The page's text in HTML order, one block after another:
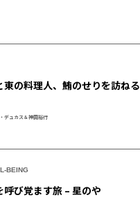
東の料理人、鮪のせりを訪ねる
デュカス＆神田裕行
BEING
呼び覚ます旅 – 星のや